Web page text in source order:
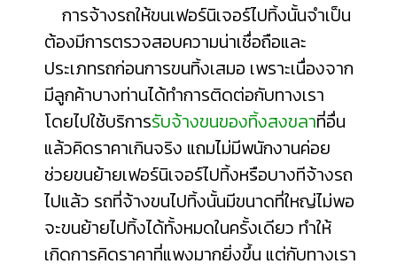
การจ้างรถให้ขนเฟอร์นิเจอร์ไปทิ้งนั้นจำเป็น
ต้องมีการตรวจสอบความน่าเชื่อถือและ
ประเภทรถก่อนการขนทิ้งเสมอ เพราะเนื่องจาก
มีลูกค้าบางท่านได้ทำการติดต่อกับทางเรา
โดยไปใช้บริการรับจ้างขนของทิ้งสงขลาที่อื่น
แล้วคิดราคาเกินจริง แถมไม่มีพนักงานค่อย
ช่วยขนย้ายเฟอร์นิเจอร์ไปทิ้งหรือบางทีจ้างรถ
ไปแล้ว รถที่จ้างขนไปทิ้งนั้นมีขนาดที่ใหญ่ไม่พอ
จะขนย้ายไปทิ้งได้ทั้งหมดในครั้งเดียว ทำให้
เกิดการคิดราคาที่แพงมากยิ่งขึ้น แต่กับทางเรา